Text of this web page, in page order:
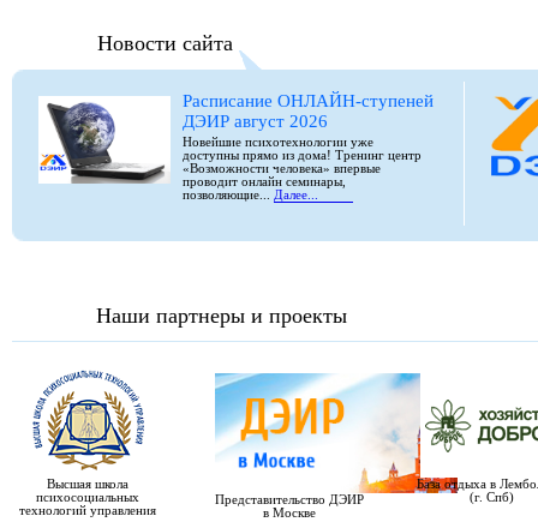
Новости сайта
Расписание ОНЛАЙН-ступеней
ДЭИР август 2026
Новейшие психотехнологии уже
доступны прямо из дома! Тренинг центр
«Возможности человека» впервые
проводит онлайн семинары,
позволяющие... Далее...
Наши партнеры и проекты
Высшая школа
психосоциальных
технологий управления
Представительство ДЭИР
в Москве
База отдыха в
(г. Спб)